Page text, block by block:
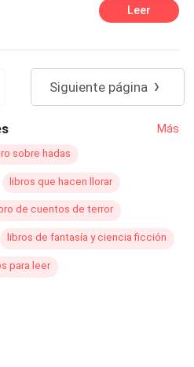
Leer
Siguiente página
Más
sobre hadas
libros que hacen llorar
de cuentos de terror
libros de fantasía y ciencia ficción
para leer